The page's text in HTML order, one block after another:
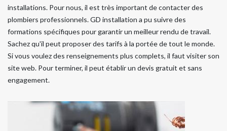
installations. Pour nous, il est très important de contacter des
plombiers professionnels. GD installation a pu suivre des
formations spécifiques pour garantir un meilleur rendu de travail.
Sachez qu'il peut proposer des tarifs à la portée de tout le monde.
Si vous voulez des renseignements plus complets, il faut visiter son
site web. Pour terminer, il peut établir un devis gratuit et sans
engagement.